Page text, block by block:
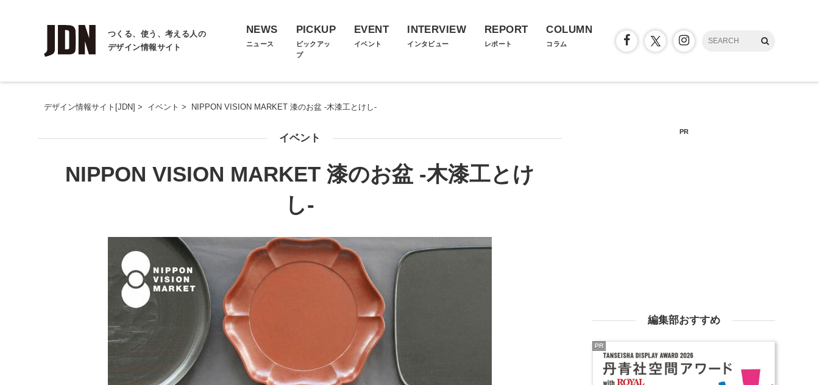
つくる、使う、考える人の
デザイン情報サイト
NEWS
ニュース
PICKUP
ピックアッ
プ
EVENT
イベント
INTERVIEW
インタビュー
REPORT
レポート
COLUMN
コラム
デザイン情報サイト[JDN] > イベント > NIPPON VISION MARKET 漆のお盆 -木漆工とけし-
イベント
NIPPON VISION MARKET 漆のお盆 -木漆工とけ
し-
PR
編集部おすすめ
PR